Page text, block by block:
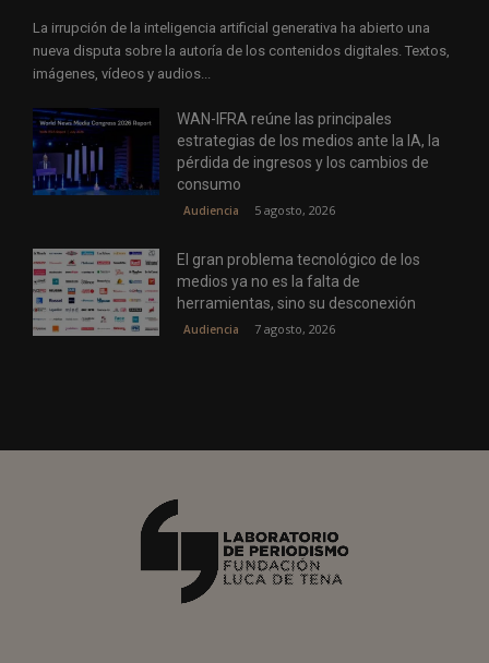
La irrupción de la inteligencia artificial generativa ha abierto una
nueva disputa sobre la autoría de los contenidos digitales. Textos,
imágenes, vídeos y audios...
WAN-IFRA reúne las principales
estrategias de los medios ante la IA, la
pérdida de ingresos y los cambios de
consumo
Audiencia 5 agosto, 2026
El gran problema tecnológico de los
medios ya no es la falta de
herramientas, sino su desconexión
Audiencia 7 agosto, 2026